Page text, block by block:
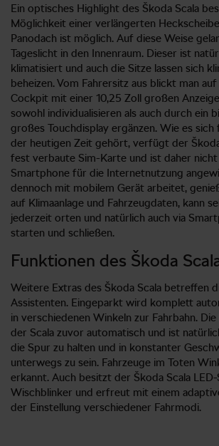
Ein optisches Highlight des Škoda Scala
Möglichkeit einer verlängerten
Panodach ist möglich. Auf diese Weise
Tageslicht in den Innenraum. Dieser ist
klimatisiert und auch die Sitze lassen sich
beheizen. Vom Fahrersitz aus blickt man
Cockpit mit einer 10,25 Zoll großen
sowohl individualisieren als auch durch ein
großes Touchdisplay ergänzen. Wie es sich
der heutigen Zeit gehört, verfügt der
fest verbaute Sim-Karte und ist daher
Smartphone für die Internetnutzung
dennoch mit mobilem Gerät arbeitet,
auf Klimaanlage und Fahrzeugdaten, kann
jederzeit orten und natürlich auch via
starten und schließen.
Funktionen des Škoda
Weitere Extras des Škoda Scala betreffen
Assistenten. Eingeparkt wird komplett
in verschiedenen Winkeln zur Fahrbahn.
der Scala zuvor automatisch und ist
die Spur zu halten und in konstanter
unterwegs zu sein. Fahrzeuge im Toten
erkannt. Auch besitzt der Škoda Scala
Wischblinker und erfreut mit einem
der Einstellung verschiedener Fahrmodi.